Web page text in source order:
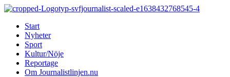
Hoppa
innehållStart
Nyheter
Sport
Kultur/Nöje
Reportage
Om Journalistlinjen.nu